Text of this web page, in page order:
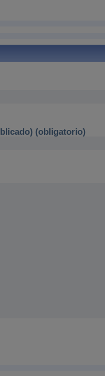
(obligatorio)